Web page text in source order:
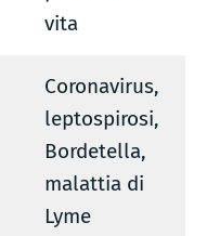
vita
Coronavirus,
leptospirosi,
Bordetella,
malattia di
Lyme